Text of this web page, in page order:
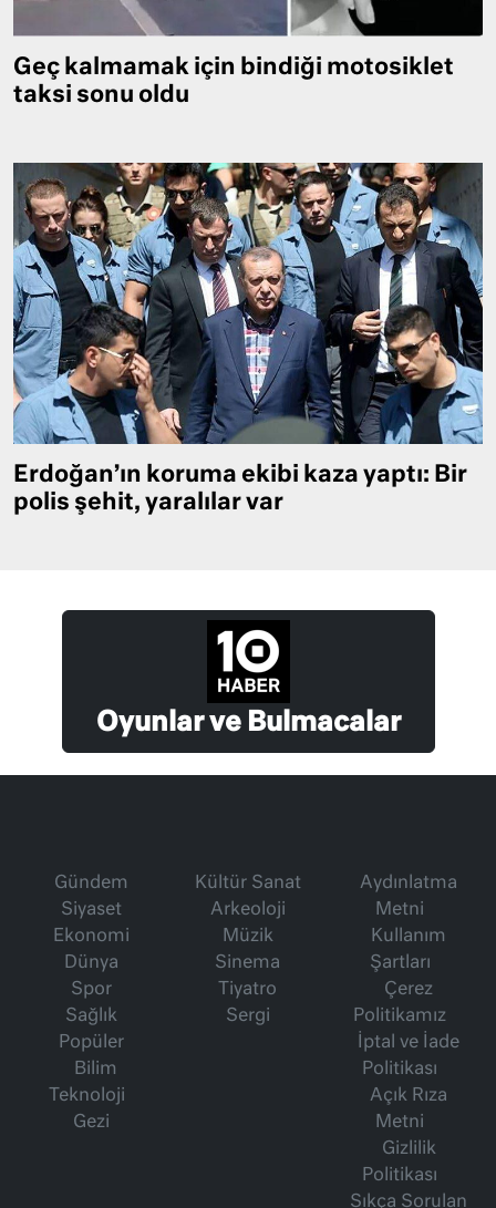
Geç kalmamak için bindiği motosiklet
taksi sonu oldu
Erdoğan’ın koruma ekibi kaza yaptı: Bir
polis şehit, yaralılar var
Oyunlar ve Bulmacalar
Gündem
Siyaset
Ekonomi
Dünya
Spor
Sağlık
Popüler
Bilim
Teknoloji
Gezi
Kültür Sanat
Arkeoloji
Müzik
Sinema
Tiyatro
Sergi
Aydınlatma
Metni
Kullanım
Şartları
Çerez
Politikamız
İptal ve İade
Politikası
Açık Rıza
Metni
Gizlilik
Politikası
Sıkça Sorulan